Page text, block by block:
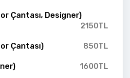
Çantası, Designer)
2150TL
Çantası) 850TL
1600TL